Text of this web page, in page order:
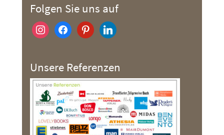
Folgen Sie uns auf
instagramfacebookpinterestlinkedin
Unsere Referenzen